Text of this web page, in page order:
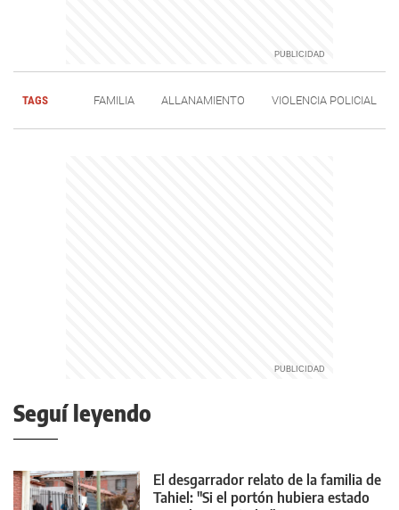
TAGS FAMILIA ALLANAMIENTO VIOLENCIA POLICIAL
Seguí leyendo
El desgarrador relato de la familia de
Tahiel: "Si el portón hubiera estado